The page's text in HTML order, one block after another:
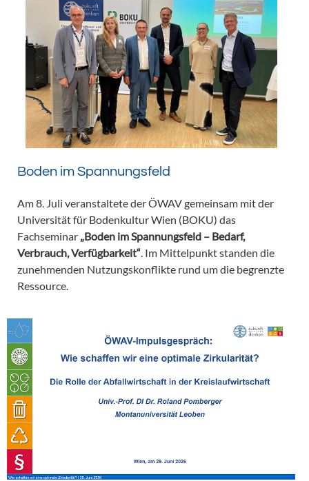
Boden im Spannungsfeld
Am 8. Juli veranstaltete der ÖWAV gemeinsam mit der
Universität für Bodenkultur Wien (BOKU) das
Fachseminar „Boden im Spannungsfeld – Bedarf,
Verbrauch, Verfügbarkeit“ . Im Mittelpunkt standen die
zunehmenden Nutzungskonflikte rund um die begrenzte
Ressource.